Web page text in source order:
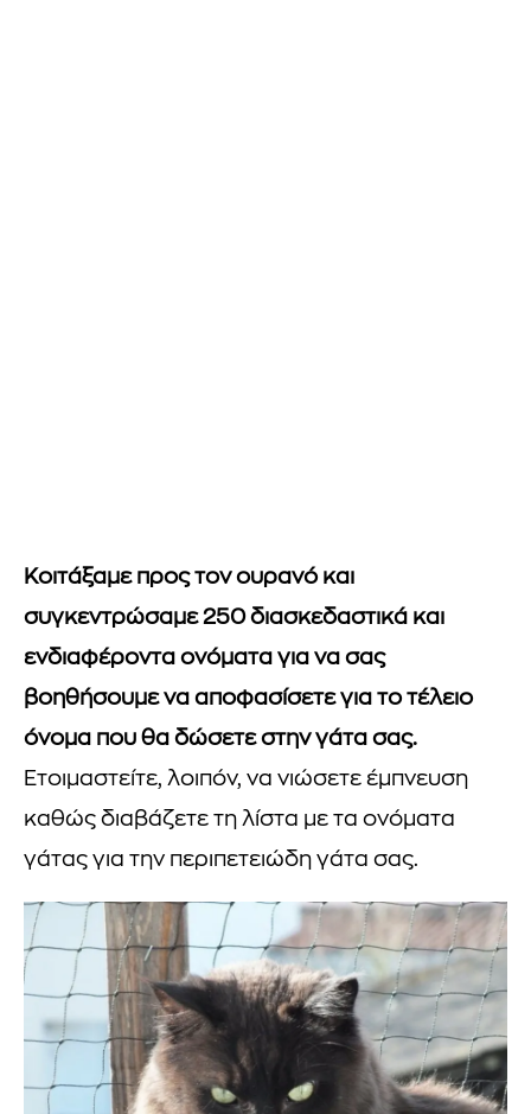
Κοιτάξαμε προς τον ουρανό και
συγκεντρώσαμε 250 διασκεδαστικά και
ενδιαφέροντα ονόματα για να σας
βοηθήσουμε να αποφασίσετε για το τέλειο
όνομα που θα δώσετε στην γάτα σας.
Ετοιμαστείτε, λοιπόν, να νιώσετε έμπνευση
καθώς διαβάζετε τη λίστα με τα ονόματα
γάτας για την περιπετειώδη γάτα σας.